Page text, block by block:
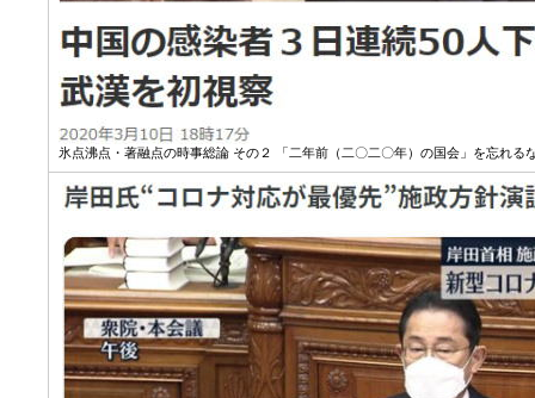
氷点沸点・著融点の時事総論 その２ 「二年前（二〇二〇年）の国会」を忘れる